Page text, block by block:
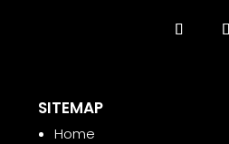
SITEMAP
Home